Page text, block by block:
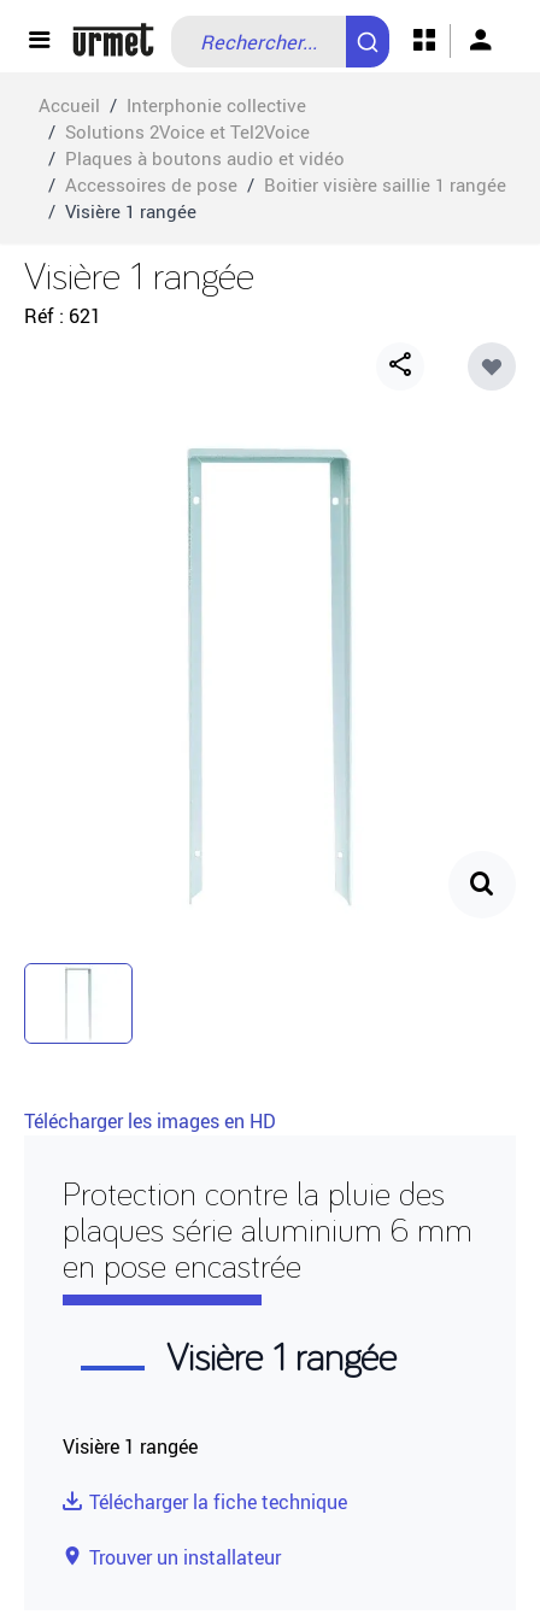
Accueil / Interphonie collective
/ Solutions 2Voice et Tel2Voice
/ Plaques à boutons audio et vidéo
/ Accessoires de pose / Boitier visière saillie 1 rangée
/ Visière 1 rangée
Visière 1 rangée
Réf 621
Protection contre la pluie des
plaques série aluminium 6 mm
en pose encastrée
Visière 1 rangée
Visière 1 rangée
Télécharger la fiche technique
Trouver un installateur
Télécharger les images en HD